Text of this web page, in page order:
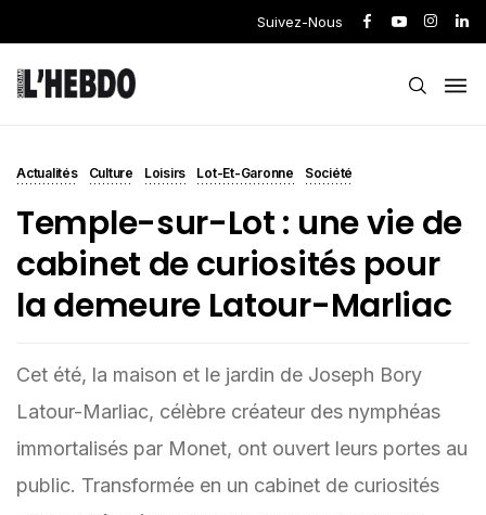
Suivez-Nous
Actualités Culture Loisirs Lot-Et-Garonne Société
Temple-sur-Lot : une vie de
cabinet de curiosités pour
la demeure Latour-Marliac
Cet été, la maison et le jardin de Joseph Bory
Latour-Marliac, célèbre créateur des nymphéas
immortalisés par Monet, ont ouvert leurs portes au
public. Transformée en un cabinet de curiosités